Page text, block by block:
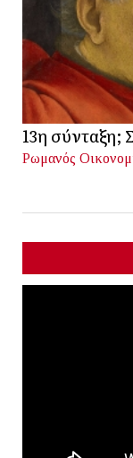
13η σύνταξη;
Ρωμανός